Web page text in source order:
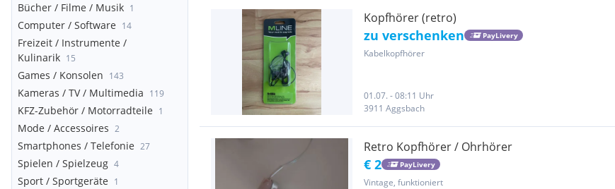
Bücher / Filme / Musik 1
Computer / Software 14
Freizeit / Instrumente /
Kulinarik 15
Games / Konsolen 143
Kameras / TV / Multimedia 119
KFZ-Zubehör / Motorradteile 1
Mode / Accessoires 2
Smartphones / Telefonie 27
Spielen / Spielzeug 4
Sport / Sportgeräte 1
Kopfhörer (retro)
zu verschenken PayLivery
Kabelkopfhörer
01.07. - 08:11 Uhr
3911 Aggsbach
Retro Kopfhörer / Ohrhörer
€ 2 PayLivery
Vintage, funktioniert